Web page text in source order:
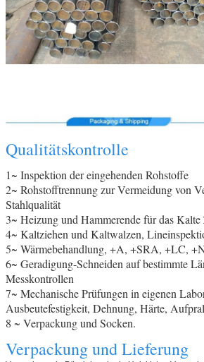
Qualitätskontrolle
1~ Inspektion der eingehenden Rohstoffe
2~ Rohstofftrennung zur Vermeidung von
Stahlqualität
3~ Heizung und Hammerende für das Kalte
4~ Kaltziehen und Kaltwalzen,
5~ Wärmebehandlung, +A, +SRA, +LC,
6~ Geradigung-Schneiden auf bestimmte
Messkontrollen
7~ Mechanische Prüfungen in eigenen
Ausbeutefestigkeit, Dehnung, Härte,
8 ~ Verpackung und Socken.
Verpackung und Lieferung